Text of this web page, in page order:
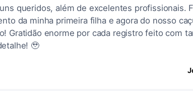
queridos, além de excelentes profissionais.
da minha primeira filha e agora do nosso
Gratidão enorme por cada registro feito com
🥹